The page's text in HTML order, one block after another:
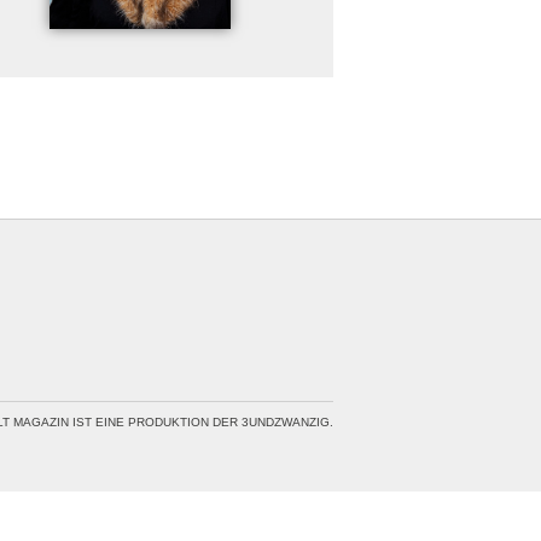
MAGAZIN IST EINE PRODUKTION DER 3UNDZWANZIG.